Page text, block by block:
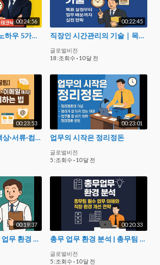
00:24:56
직장인 시간관리 노하우 5가지 | 목표 달성부터 뽀모도로 테크닉까지!
00:22:45
직장인 시간관리의 기술｜목표 설정부터 업무 배분까지 실전 전략
글로벌비전
18 :조회수 · 10 달 전
00:23:53
[업무정리 꿀팁] 책상·서류·컴퓨터·이메일까지! 깔끔하게 정리하는 법
00:23:01
업무의 시작은 정리정돈
글로벌비전
5 :조회수 · 10 달 전
00:19:37
사무직 필수! 총무 업무 환경 제대로 이해하기｜직장인 업무 스킬 업
00:20:33
총무 업무 환경 분석 | 총무팀 필수 업무 이해와 직장 환경 개선 전략
글로벌비전
5 :조회수 · 10 달 전